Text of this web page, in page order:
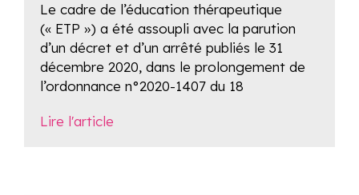
Le cadre de l’éducation thérapeutique
(« ETP ») a été assoupli avec la parution
d’un décret et d’un arrêté publiés le 31
décembre 2020, dans le prolongement de
l’ordonnance n°2020-1407 du 18
Lire l'article